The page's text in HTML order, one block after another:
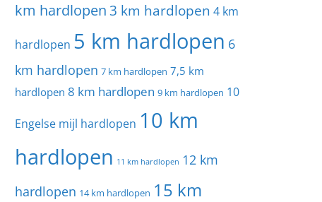
km hardlopen 3 km hardlopen 4 km
hardlopen 5 km hardlopen 6
km hardlopen 7 km hardlopen 7,5 km
hardlopen 8 km hardlopen 9 km hardlopen 10
Engelse mijl hardlopen 10 km
hardlopen 11 km hardlopen 12 km
hardlopen 14 km hardlopen 15 km